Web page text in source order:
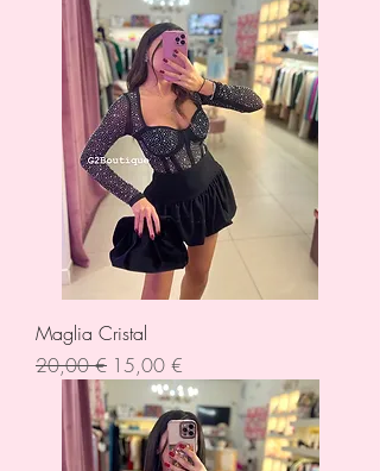
Maglia Cristal
Prezzo regolare
20,00 € Prezzo scontato
15,00 €